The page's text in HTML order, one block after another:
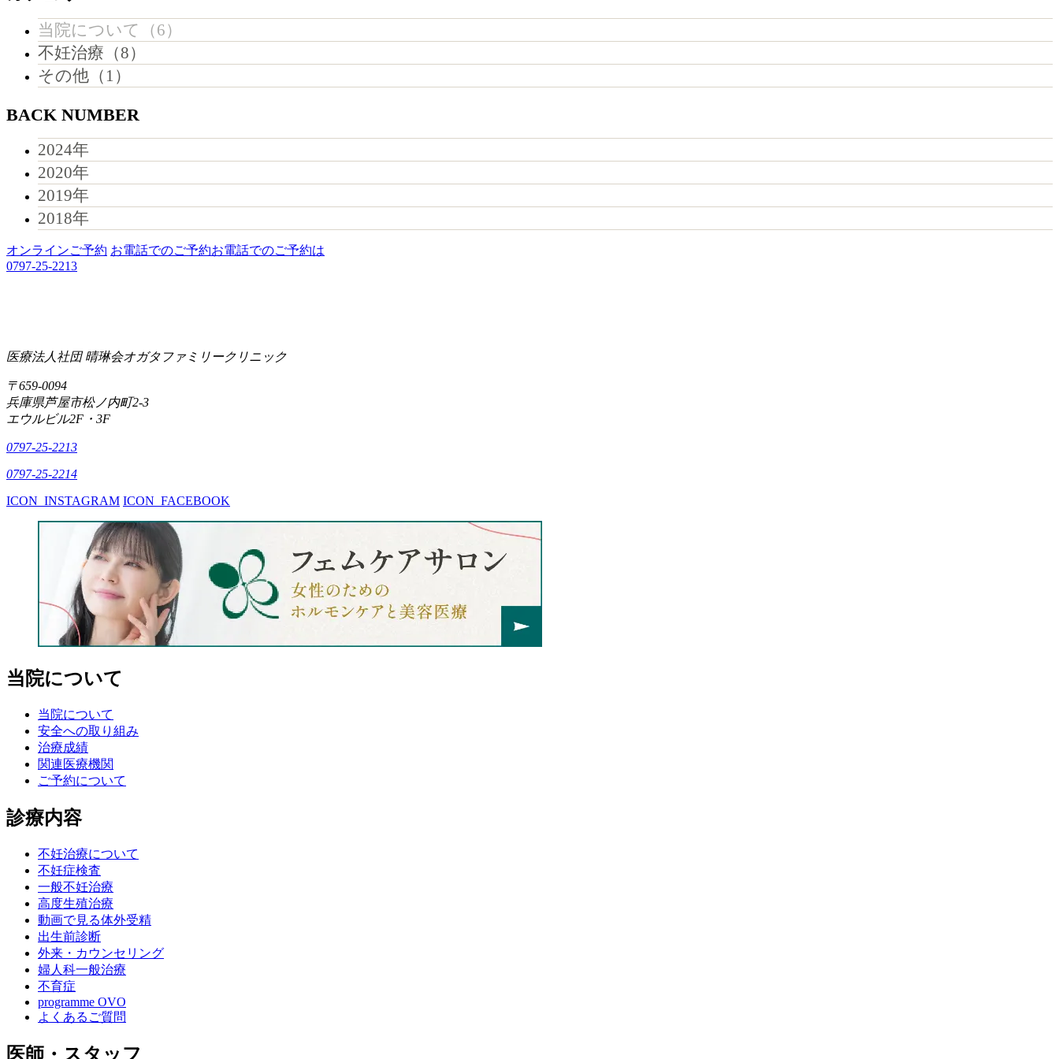
当院について（6）
不妊治療（8）
その他（1）
BACK NUMBER
2024年
2020年
2019年
2018年
オンラインご予約 お電話でのご予約お電話でのご予約は
0797-25-2213
医療法人社団 晴琳会オガタファミリークリニック
〒659-0094
兵庫県芦屋市松ノ内町2-3
エウルビル2F・3F
0797-25-2213
0797-25-2214
ICON_INSTAGRAM ICON_FACEBOOK
当院について
当院について
安全への取り組み
治療成績
関連医療機関
ご予約について
診療内容
不妊治療について
不妊症検査
一般不妊治療
高度生殖治療
動画で見る体外受精
出生前診断
外来・カウンセリング
婦人科一般治療
不育症
programme OVO
よくあるご質問
医師・スタッフ